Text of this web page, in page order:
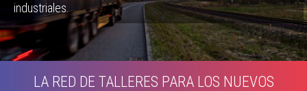
industriales.
LA RED DE TALLERES PARA LOS NUEVOS